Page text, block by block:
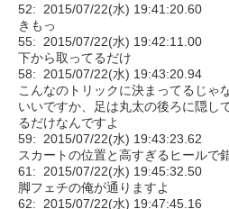
52: 2015/07/22(水) 19:41:20.60
きもっ
55: 2015/07/22(水) 19:42:11.00
下から取ってるだけ
58: 2015/07/22(水) 19:43:20.94
こんなのトリックに決まってるじゃ
いいですか、足は丸太の後ろに隠し
るだけなんですよ
59: 2015/07/22(水) 19:43:23.62
スカートの位置と高すぎるヒールで
61: 2015/07/22(水) 19:45:32.50
脚フェチの俺が通りますよ
62: 2015/07/22(水) 19:47:45.16